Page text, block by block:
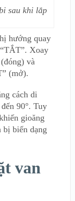
sau khi lắp
hướng quay
Xoay
và
(mở).
cách di
90°. Tuy
gioăng
biến dạng
van